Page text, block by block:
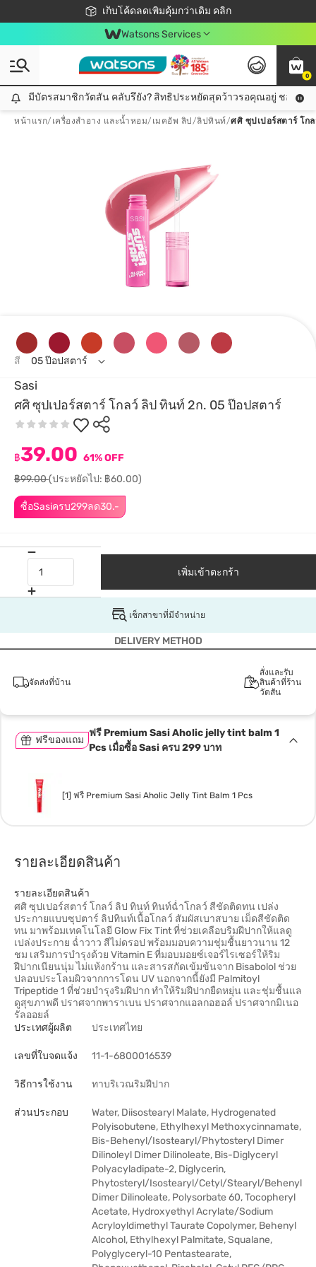
เก็บโค้ดลดเพิ่มคุ้มกว่าเดิม คลิก
ชอปออนไลน์ครั้งแรก ลดเพิ่มจุก ๆ 10%! 🎉
📦ส่งฟรี! เมื่อชอป 499฿
สมาชิกวัตสัน คลับดียังไง?
Watsons Services
0
มีบัตรสมาชิกวัตสัน คลับรึยัง? สิทธิประหยัดสุดว้าวรอคุณอยู่ ชอปคุ้มกว่าเดิม คลิก!
มีบัตรสมาชิกวัตสัน คลับรึยัง? สิทธิประหยัดสุดว้าวรอคุณอยู่ ชอปคุ้มก
หน้าแรก/ เครื่องสำอาง และน้ำหอม/ เมคอัพ ลิป /ลิปทินท์/ศศิ ซุปเปอร์สตาร์ โก
Sasi
ศศิ ซุปเปอร์สตาร์ โกลว์ ลิป ทินท์ 2ก. 05 ป๊อปสตาร์
ซื้อSasiครบ299ลด30.-
฿39.00 61% OFF
฿99.00(ประหยัดไป: ฿60.00)
สี 05 ป๊อปสตาร์
เพิ่มเข้าตะกร้า
เช็กสาขาที่มีจำหน่าย
DELIVERY METHOD
จัดส่งที่บ้าน
สั่งและรับ
สินค้าที่ร้าน
วัตสัน
ฟรีของแถม
ฟรี Premium Sasi Aholic jelly tint balm 1
Pcs เมื่อซื้อ Sasi ครบ 299 บาท
[1] ฟรี Premium Sasi Aholic Jelly Tint Balm 1 Pcs
รายละเอียดสินค้า
รายละเอียดสินค้า
ศศิ ซุปเปอร์สตาร์ โกลว์ ลิป ทินท์ ทินท์ฉ่ำโกลว์ สีชัดติดทน เปล่ง
ประกายแบบซุปตาร์ ลิปทินท์เนื้อโกลว์ สัมผัสเบาสบาย เม็ดสีชัดติด
ทน มาพร้อมเทคโนโลยี Glow Fix Tint ที่ช่วยเคลือบริมฝีปากให้แลดู
เปล่งประกาย ฉ่ำวาว สีไม่ดรอป พร้อมมอบความชุ่มชื้นยาวนาน 12
ชม เสริมการบำรุงด้วย Vitamin E ที่มอบมอยซ์เจอร์ไรเซอร์ให้ริม
ฝีปากเนียนนุ่ม ไม่แห้งกร้าน และสารสกัดเข้มข้นจาก Bisabolol ช่วย
ปลอบประโลมผิวจากการโดน UV นอกจากนี้ยังมี Palmitoyl
Tripeptide 1 ที่ช่วยบำรุงริมฝีปาก ทำให้ริมฝีปากยืดหยุ่น และชุ่มชื้นแล
ดูสุขภาพดี ปราศจากพาราเบน ปราศจากแอลกอฮอล์ ปราศจากมิเนอ
รัลออยล์
ประเทศผู้ผลิต
ประเทศไทย
เลขที่ใบจดแจ้ง 11-1-6800016539
วิธีการใช้งาน ทาบริเวณริมฝีปาก
ส่วนประกอบ
Water, Diisostearyl Malate, Hydrogenated
Polyisobutene, Ethylhexyl Methoxycinnamate,
Bis-Behenyl/Isostearyl/Phytosteryl Dimer
Dilinoleyl Dimer Dilinoleate, Bis-Diglyceryl
Polyacyladipate-2, Diglycerin,
Phytosteryl/Isostearyl/Cetyl/Stearyl/Behenyl
Dimer Dilinoleate, Polysorbate 60, Tocopheryl
Acetate, Hydroxyethyl Acrylate/Sodium
Acryloyldimethyl Taurate Copolymer, Behenyl
Alcohol, Ethylhexyl Palmitate, Squalane,
Polyglyceryl-10 Pentastearate,